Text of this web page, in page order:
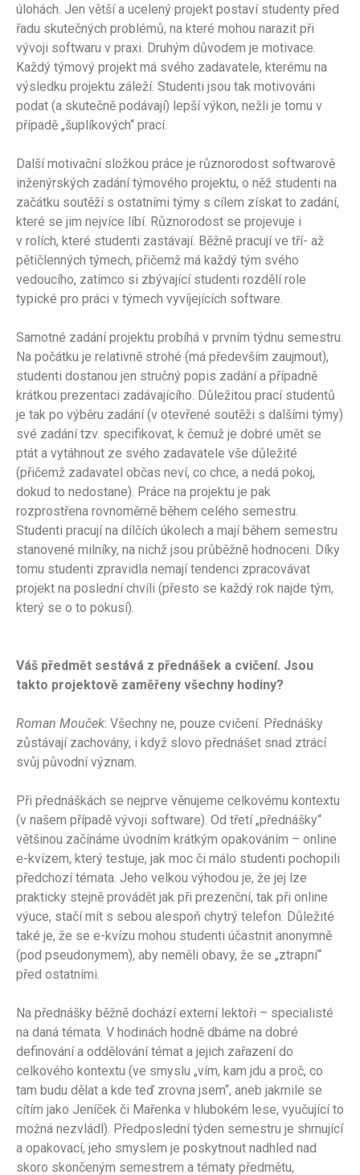
úlohách. Jen větší a ucelený projekt postaví studenty před
řadu skutečných problémů, na které mohou narazit při
vývoji softwaru v praxi. Druhým důvodem je motivace.
Každý týmový projekt má svého zadavatele, kterému na
výsledku projektu záleží. Studenti jsou tak motivováni
podat (a skutečně podávají) lepší výkon, nežli je tomu v
případě „šuplíkových“ prací.
Další motivační složkou práce je různorodost softwarově
inženýrských zadání týmového projektu, o něž studenti na
začátku soutěží s ostatními týmy s cílem získat to zadání,
které se jim nejvíce líbí. Různorodost se projevuje i
v rolích, které studenti zastávají. Běžně pracují ve tří- až
pětičlenných týmech, přičemž má každý tým svého
vedoucího, zatímco si zbývající studenti rozdělí role
typické pro práci v týmech vyvíjejících software.
Samotné zadání projektu probíhá v prvním týdnu semestru.
Na počátku je relativně strohé (má především zaujmout),
studenti dostanou jen stručný popis zadání a případně
krátkou prezentaci zadávajícího. Důležitou prací studentů
je tak po výběru zadání (v otevřené soutěži s dalšími týmy)
své zadání tzv. specifikovat, k čemuž je dobré umět se
ptát a vytáhnout ze svého zadavatele vše důležité
(přičemž zadavatel občas neví, co chce, a nedá pokoj,
dokud to nedostane). Práce na projektu je pak
rozprostřena rovnoměrně během celého semestru.
Studenti pracují na dílčích úkolech a mají během semestru
stanovené milníky, na nichž jsou průběžně hodnoceni. Díky
tomu studenti zpravidla nemají tendenci zpracovávat
projekt na poslední chvíli (přesto se každý rok najde tým,
který se o to pokusí).
Váš předmět sestává z přednášek a cvičení. Jsou
takto projektově zaměřeny všechny hodiny?
Roman Mouček: Všechny ne, pouze cvičení. Přednášky
zůstávají zachovány, i když slovo přednášet snad ztrácí
svůj původní význam.
Při přednáškách se nejprve věnujeme celkovému kontextu
(v našem případě vývoji software). Od třetí „přednášky“
většinou začínáme úvodním krátkým opakováním – online
e-kvízem, který testuje, jak moc či málo studenti pochopili
předchozí témata. Jeho velkou výhodou je, že jej lze
prakticky stejně provádět jak při prezenční, tak při online
výuce, stačí mít s sebou alespoň chytrý telefon. Důležité
také je, že se e-kvízu mohou studenti účastnit anonymně
(pod pseudonymem), aby neměli obavy, že se „ztrapní“
před ostatními.
Na přednášky běžně dochází externí lektoři – specialisté
na daná témata. V hodinách hodně dbáme na dobré
definování a oddělování témat a jejich zařazení do
celkového kontextu (ve smyslu „vím, kam jdu a proč, co
tam budu dělat a kde teď zrovna jsem“, aneb jakmile se
cítím jako Jeníček či Mařenka v hlubokém lese, vyučující to
možná nezvládl). Předposlední týden semestru je shrnující
a opakovací, jeho smyslem je poskytnout nadhled nad
skoro skončeným semestrem a tématy předmětu,